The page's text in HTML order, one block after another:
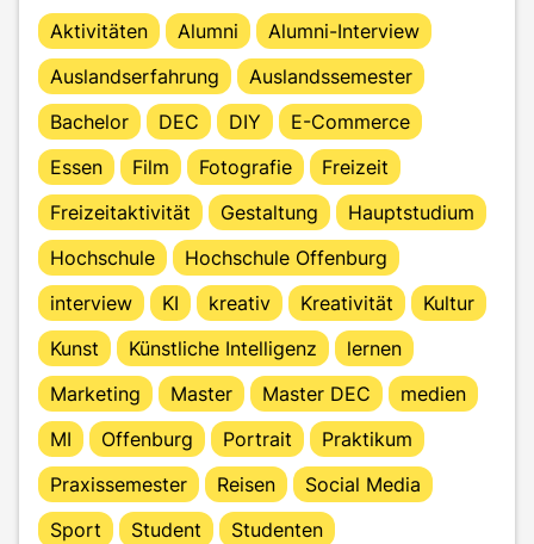
Aktivitäten Alumni
Alumni-Interview
Auslandserfahrung
Auslandssemester
Bachelor
DEC DIY
E-Commerce
Essen
Film Fotografie
Freizeit
Freizeitaktivität
Gestaltung
Hauptstudium
Hochschule
Hochschule Offenburg
interview
KI kreativ Kreativität
Kultur
Kunst
Künstliche Intelligenz
lernen
Marketing
Master Master DEC
medien
MI
Offenburg Portrait
Praktikum
Praxissemester
Reisen
Social Media
Sport
Student Studenten